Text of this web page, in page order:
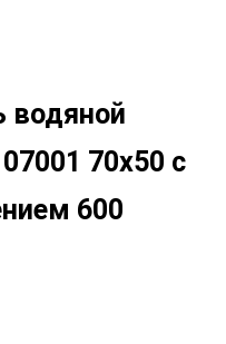
водяной
70x50 с
600